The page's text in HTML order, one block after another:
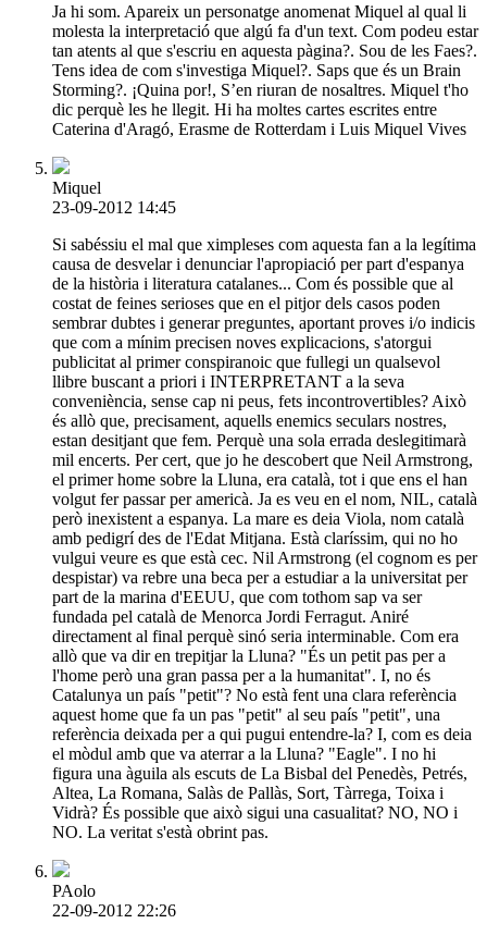
Ja hi som. Apareix un personatge anomenat Miquel al qual li
molesta la interpretació que algú fa d'un text. Com podeu estar
tan atents al que s'escriu en aquesta pàgina?. Sou de les Faes?.
Tens idea de com s'investiga Miquel?. Saps que és un Brain
Storming?. ¡Quina por!, S’en riuran de nosaltres. Miquel t'ho
dic perquè les he llegit. Hi ha moltes cartes escrites entre
Caterina d'Aragó, Erasme de Rotterdam i Luis Miquel Vives
Miquel
23-09-2012 14:45
Si sabéssiu el mal que ximpleses com aquesta fan a la legítima
causa de desvelar i denunciar l'apropiació per part d'espanya
de la història i literatura catalanes... Com és possible que al
costat de feines serioses que en el pitjor dels casos poden
sembrar dubtes i generar preguntes, aportant proves i/o indicis
que com a mínim precisen noves explicacions, s'atorgui
publicitat al primer conspiranoic que fullegi un qualsevol
llibre buscant a priori i INTERPRETANT a la seva
conveniència, sense cap ni peus, fets incontrovertibles? Això
és allò que, precisament, aquells enemics seculars nostres,
estan desitjant que fem. Perquè una sola errada deslegitimarà
mil encerts. Per cert, que jo he descobert que Neil Armstrong,
el primer home sobre la Lluna, era català, tot i que ens el han
volgut fer passar per americà. Ja es veu en el nom, NIL, català
però inexistent a espanya. La mare es deia Viola, nom català
amb pedigrí des de l'Edat Mitjana. Està claríssim, qui no ho
vulgui veure es que està cec. Nil Armstrong (el cognom es per
despistar) va rebre una beca per a estudiar a la universitat per
part de la marina d'EEUU, que com tothom sap va ser
fundada pel català de Menorca Jordi Ferragut. Aniré
directament al final perquè sinó seria interminable. Com era
allò que va dir en trepitjar la Lluna? "És un petit pas per a
l'home però una gran passa per a la humanitat". I, no és
Catalunya un país "petit"? No està fent una clara referència
aquest home que fa un pas "petit" al seu país "petit", una
referència deixada per a qui pugui entendre-la? I, com es deia
el mòdul amb que va aterrar a la Lluna? "Eagle". I no hi
figura una àguila als escuts de La Bisbal del Penedès, Petrés,
Altea, La Romana, Salàs de Pallàs, Sort, Tàrrega, Toixa i
Vidrà? És possible que això sigui una casualitat? NO, NO i
NO. La veritat s'està obrint pas.
PAolo
22-09-2012 22:26